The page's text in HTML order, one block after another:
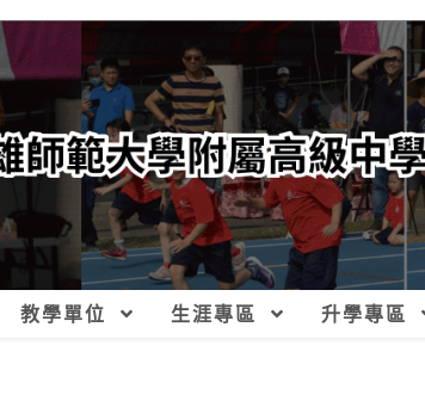
教學單位 生涯專區 升學專區